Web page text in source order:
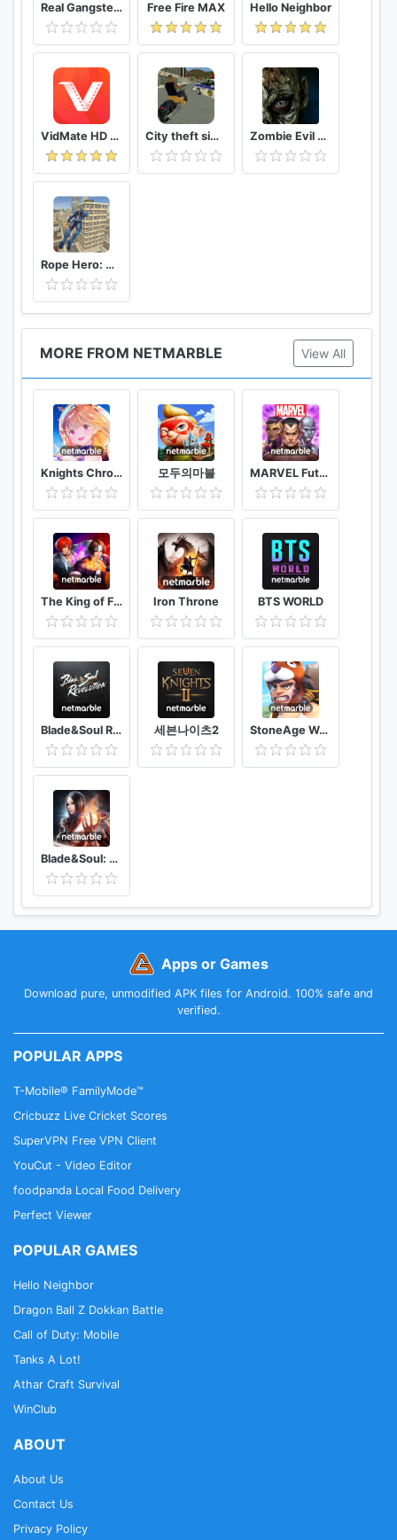
Real Gangster Crime Free Fire MAX Hello Neighbor
VidMate HD Video Downloader & Live TV City theft simulator Zombie Evil Kill 2 Dead Horror FPS
Rope Hero: Vice Town
MORE FROM NETMARBLE View All
Knights Chronicle 모두의마블 MARVEL Future Fight
The King of Fighters ALLSTAR Iron Throne BTS WORLD
Blade&Soul Revolution 세븐나이츠2 StoneAge World
Blade&Soul: Revolution
Apps or Games
Download pure, unmodified APK files for Android. 100% safe and
verified.
POPULAR APPS
T-Mobile® FamilyMode™
Cricbuzz Live Cricket Scores
SuperVPN Free VPN Client
YouCut - Video Editor
foodpanda Local Food Delivery
Perfect Viewer
POPULAR GAMES
Hello Neighbor
Dragon Ball Z Dokkan Battle
Call of Duty: Mobile
Tanks A Lot!
Athar Craft Survival
WinClub
ABOUT
About Us
Contact Us
Privacy Policy